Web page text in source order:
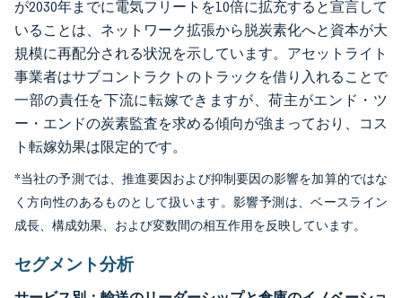
が2030年までに電気フリートを10倍に拡充すると宣言して
いることは、ネットワーク拡張から脱炭素化へと資本が大
規模に再配分される状況を示しています。アセットライト
事業者はサブコントラクトのトラックを借り入れることで
一部の責任を下流に転嫁できますが、荷主がエンド・ツ
ー・エンドの炭素監査を求める傾向が強まっており、コス
ト転嫁効果は限定的です。
*当社の予測では、推進要因および抑制要因の影響を加算的ではな
く方向性のあるものとして扱います。影響予測は、ベースライン
成長、構成効果、および変数間の相互作用を反映しています。
セグメント分析